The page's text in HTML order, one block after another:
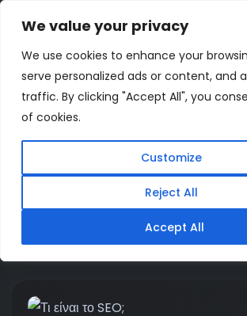
We value your privacy
We use cookies to enhance your
serve personalized ads or content, and
traffic. By clicking "Accept All", you
of cookies.
Customize
Reject All
Accept All
Κατηγορία:Search
Optimization
Home Search Engine Optimization